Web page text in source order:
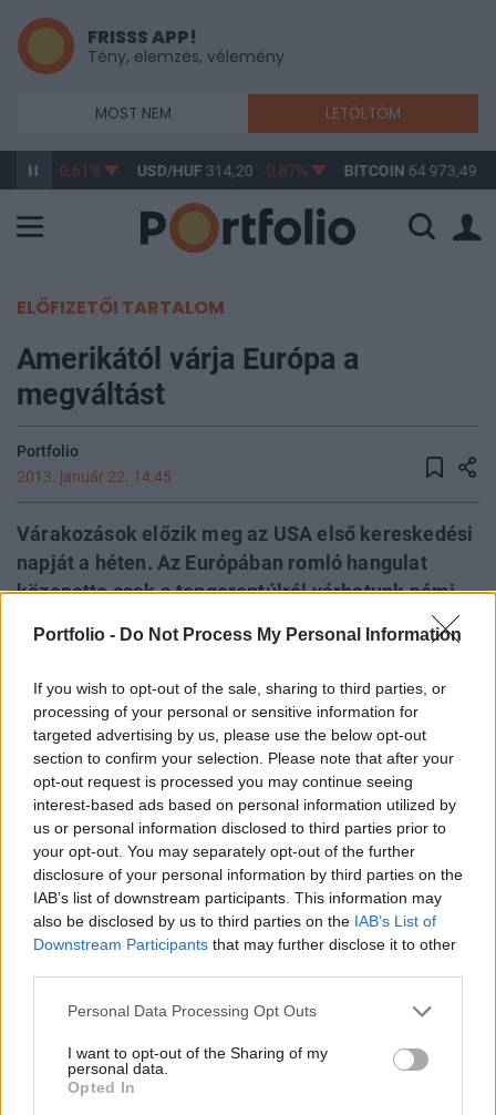
Portfolio - Do Not Process My Personal Information
If you wish to opt-out of the sale, sharing to third parties, or
processing of your personal or sensitive information for
targeted advertising by us, please use the below opt-out
section to confirm your selection. Please note that after your
opt-out request is processed you may continue seeing
interest-based ads based on personal information utilized by
us or personal information disclosed to third parties prior to
your opt-out. You may separately opt-out of the further
disclosure of your personal information by third parties on the
IAB’s list of downstream participants. This information may
also be disclosed by us to third parties on the IAB’s List of
Downstream Participants that may further disclose it to other
Personal Data Processing Opt Outs
I want to opt-out of the Sharing of my
personal data.
Opted In
FRISSS APP!
Tény, elemzés, vélemény
MOST NEM LETÖLTÖM
-0,61% USD/HUF314,20 -0,87% BITCOIN64 973,49
ELŐFIZETŐI TARTALOM
Amerikától várja Európa a
megváltást
Portfolio
2013. január 22. 14:45
Várakozások előzik meg az USA első kereskedési
napját a héten. Az Európában romló hangulat
közepette csak a tengerentúlról várhatunk némi
pozitív fejleményt. A határidős indexek azonban
egyelőre nem vetítenek előre pozitív hangulatot,
az amerikai börze nyitása előtt enyhe mínuszban
tartózkodnak. Míg a Dow 22 ponttal, addig az S&P
500 csak 2 ponttal van lentebb a korábbi
záróértéknél, a Nasdaq pedig nem mozdult el
jelentősen.
Tegnap zárva tartottak az észak-amerikai tőzsdék, így a
mai nyitást nagy érdeklődés övezi, hiszen közben
Európában végbement egy jelentős korrekció, ami felveti a
kérdést, hogy hogyan fognak a tengerentúlon reagálni rá.
Makrogazdasági adat 16 órakor érkezik a Amerikából: a
használtlakás értékesítések decemberi számait teszik
közzé. A várakozások 5,1 milliót...
KEDVES OLVASÓNK!